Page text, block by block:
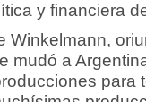
y financiera
Winkelmann,
mudó a
para